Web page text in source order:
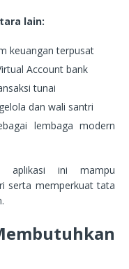
lain:
keuangan terpusat
Account bank
tunai
dan wali santri
lembaga modern
aplikasi ini mampu
serta memperkuat tata